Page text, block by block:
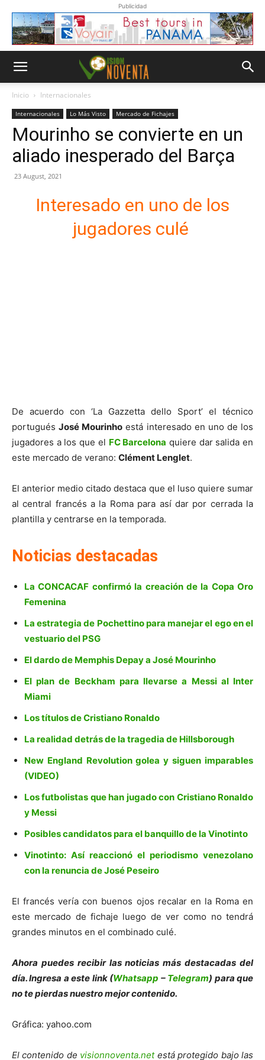
Publicidad
Inicio Internacionales
Internacionales Lo Más Visto Mercado de Fichajes
Mourinho se convierte en un
aliado inesperado del Barça
23 August, 2021
Interesado en uno de los
jugadores culé
De acuerdo con ‘La Gazzetta dello Sport’ el técnico
portuguésJosé Mourinho está interesado en uno de los
jugadores a los que el FC Barcelona quiere dar salida en
este mercado de verano: Clément Lenglet.
El anterior medio citado destaca que el luso quiere sumar
al central francés a la Roma para así dar por cerrada la
plantilla y centrarse en la temporada.
Noticias destacadas
La CONCACAF confirmó la creación de la Copa Oro
Femenina
La estrategia de Pochettino para manejar el ego en el
vestuario del PSG
El dardo de Memphis Depay a José Mourinho
El plan de Beckham para llevarse a Messi al Inter
Miami
Los títulos de Cristiano Ronaldo
La realidad detrás de la tragedia de Hillsborough
New England Revolution golea y siguen imparables
(VIDEO)
Los futbolistas que han jugado con Cristiano Ronaldo
y Messi
Posibles candidatos para el banquillo de la Vinotinto
Vinotinto: Así reaccionó el periodismo venezolano
con la renuncia de José Peseiro
El francés vería con buenos ojos recalar en la Roma en
este mercado de fichaje luego de ver como no tendrá
grandes minutos en el combinado culé.
Ahora puedes recibir las noticias más destacadas del
día. Ingresa a este link (Whatsapp – Telegram) para que
no te pierdas nuestro mejor contenido.
Gráfica: yahoo.com
El contenido de visionnoventa.netestá protegido bajo las